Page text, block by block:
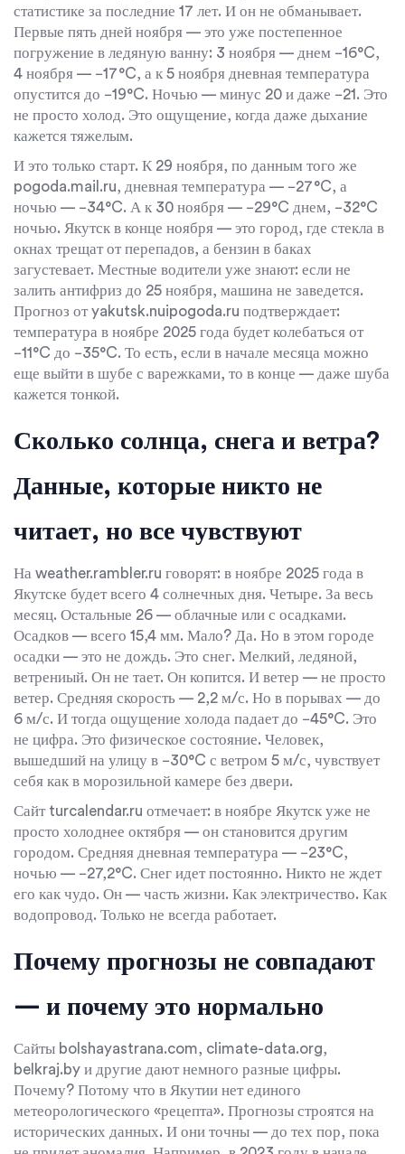
статистике за последние 17 лет. И он не обманывает.
Первые пять дней ноября — это уже постепенное
погружение в ледяную ванну: 3 ноября — днем −16°C,
4 ноября — −17°C, а к 5 ноября дневная температура
опустится до −19°C. Ночью — минус 20 и даже −21. Это
не просто холод. Это ощущение, когда даже дыхание
кажется тяжелым.
И это только старт. К 29 ноября, по данным того же
pogoda.mail.ru, дневная температура — −27°C, а
ночью — −34°C. А к 30 ноября — −29°C днем, −32°C
ночью. Якутск в конце ноября — это город, где стекла в
окнах трещат от перепадов, а бензин в баках
загустевает. Местные водители уже знают: если не
залить антифриз до 25 ноября, машина не заведется.
Прогноз отyakutsk.nuipogoda.ru подтверждает:
температура в ноябре 2025 года будет колебаться от
−11°C до −35°C. То есть, если в начале месяца можно
еще выйти в шубе с варежками, то в конце — даже шуба
кажется тонкой.
Сколько солнца, снега и ветра?
Данные, которые никто не
читает, но все чувствуют
На weather.rambler.ru говорят: в ноябре 2025 года в
Якутске будет всего 4 солнечных дня. Четыре. За весь
месяц. Остальные 26 — облачные или с осадками.
Осадков — всего 15,4 мм. Мало? Да. Но в этом городе
осадки — это не дождь. Это снег. Мелкий, ледяной,
ветрениый. Он не тает. Он копится. И ветер — не просто
ветер. Средняя скорость — 2,2 м/с. Но в порывах — до
6 м/с. И тогда ощущение холода падает до −45°C. Это
не цифра. Это физическое состояние. Человек,
вышедший на улицу в −30°C с ветром 5 м/с, чувствует
себя как в морозильной камере без двери.
Сайт turcalendar.ru отмечает: в ноябре Якутск уже не
просто холоднее октября — он становится другим
городом. Средняя дневная температура — −23°C,
ночью — −27,2°C. Снег идет постоянно. Никто не ждет
его как чудо. Он — часть жизни. Как электричество. Как
водопровод. Только не всегда работает.
Почему прогнозы не совпадают
— и почему это нормально
Сайты bolshayastrana.com, climate-data.org,
belkraj.by и другие дают немного разные цифры.
Почему? Потому что в Якутии нет единого
метеорологического «рецепта». Прогнозы строятся на
исторических данных. И они точны — до тех пор, пока